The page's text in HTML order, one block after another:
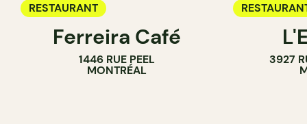
RESTAURANT
Ferreira Café
1446 RUE PEEL
MONTRÉAL
3927